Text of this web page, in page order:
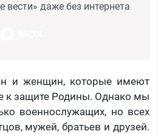
вести» даже без интернета
и женщин, которые имеют
к защите Родины. Однако мы
военнослужащих, но всех
мужей, братьев и друзей.